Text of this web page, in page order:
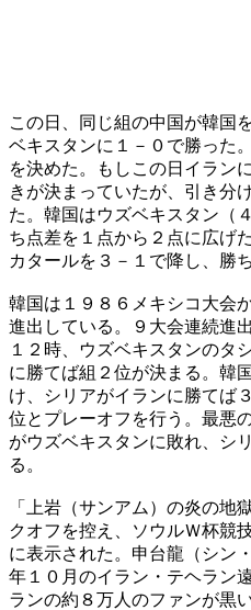
この日、同じ組の中国が韓国
ベキスタンに１－０で勝った
を決めた。もしこの日イラン
きが決まっていたが、引き分
た。韓国はウズベキスタン（
ち点差を１点から２点に広げ
カタールを３－１で降し、勝
韓国は１９８６メキシコ大会
進出している。９大会連続進
１２時、ウズベキスタンのタ
に勝てば組２位が決まる。韓
け、シリアがイランに勝てば
位とプレーオフを行う。最悪
がウズベキスタンに敗れ、シ
る。
「上岩（サンアム）の炎の地
クオフを控え、ソウルＷ杯競
に表示された。申台龍（シン
年１０月のイラン・テヘラン
ランの約８万人のファンが黒